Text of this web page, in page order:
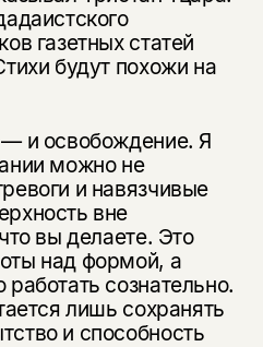
газетных статей
будут похожи на
и освобождение. Я
можно не
и навязчивые
вне
вы делаете. Это
над формой, а
сознательно.
лишь сохранять
и способность